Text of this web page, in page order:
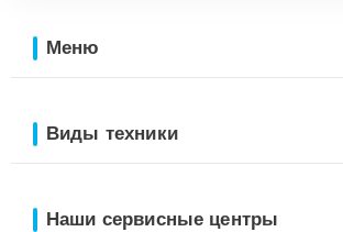
Меню
Виды техники
Наши сервисные центры